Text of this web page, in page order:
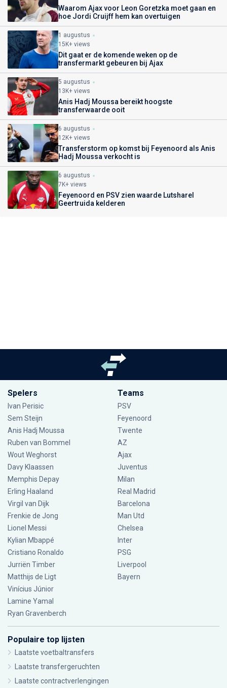
Waarom Ajax voor Leon Goretzka moet gaan en
hoe Jordi Cruijff hem kan overtuigen
1 augustus
15K+ views
Dit gaat er de komende weken op de
transfermarkt gebeuren bij Ajax
5 augustus
13K+ views
Anis Hadj Moussa bereikt hoogste
transferwaarde ooit
6 augustus
12K+ views
Transferstorm op komst bij Feyenoord als Anis
Hadj Moussa verkocht is
6 augustus
7K+ views
Feyenoord en PSV zien waarde Lutsharel
Geertruida kelderen
Spelers
Ivan Perisic
Sem Steijn
Anis Hadj Moussa
Ruben van Bommel
Wout Weghorst
Davy Klaassen
Memphis Depay
Erling Haaland
Virgil van Dijk
Frenkie de Jong
Lionel Messi
Kylian Mbappé
Cristiano Ronaldo
Jurriën Timber
Matthijs de Ligt
Vinícius Júnior
Lamine Yamal
Ryan Gravenberch
Teams
PSV
Feyenoord
Twente
AZ
Ajax
Juventus
Milan
Real Madrid
Barcelona
Man Utd
Chelsea
Inter
PSG
Liverpool
Bayern
Populaire top lijsten
Laatste voetbaltransfers
Laatste transfergeruchten
Laatste contractverlengingen